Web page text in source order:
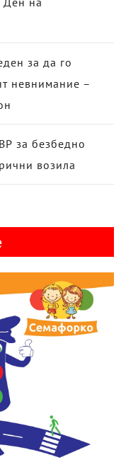
за да го
невнимание –
за безбедно
возила